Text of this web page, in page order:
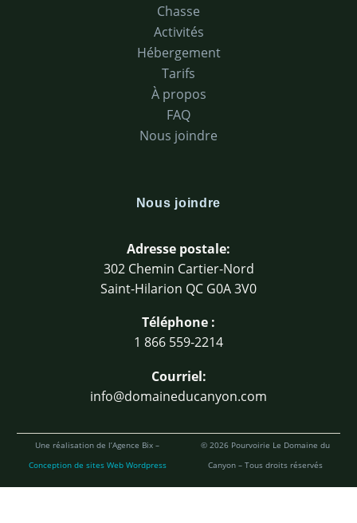
Chasse
Activités
Hébergement
Tarifs
À propos
FAQ
Nous joindre
Nous joindre
Adresse postale:
302 Chemin Cartier-Nord
Saint-Hilarion QC G0A 3V0
Téléphone :
1 866 559-2214
Courriel:
info@domaineducanyon.com
Une réalisation de l’Agence Bix –
Conception de sites Web Wordpress
© 2026 Pourvoirie Le Domaine du
Canyon – Tous droits réservés